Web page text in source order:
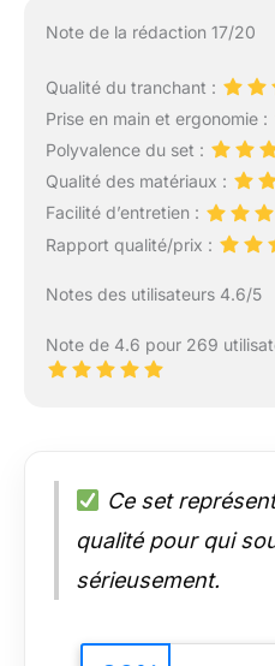
Note de la rédaction 17/20
Qualité du tranchant :
Prise en main et ergonomie :
Polyvalence du set :
Qualité des matériaux :
Facilité d’entretien :
Rapport qualité/prix :
Notes des utilisateurs 4.6/5
Note de 4.6 pour 269
Ce set
qualité pour qui
sérieusement.